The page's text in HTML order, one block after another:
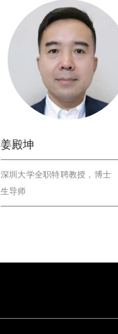
姜殿坤
深圳大学全职特聘教授，博士
生导师